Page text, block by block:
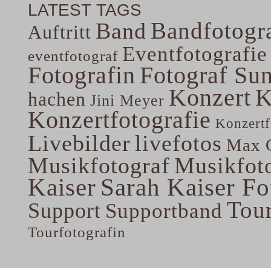
LATEST TAGS
Auftritt Band
eventfotograf Eventfotografie
Fotografin Fotograf
hachen Jini Meyer Konzert
Konzertfotografie
Livebilderlivefotos Max
Musikfotograf
Kaiser Sarah Kaiser
Support Supportband
Tourfotografin